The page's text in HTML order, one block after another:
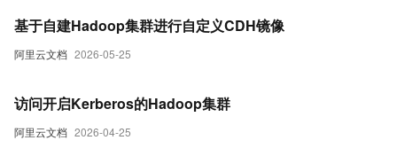
阿里云文档 2026-05-25
基于自建Hadoop集群进行自定义CDH镜像
阿里云文档 2026-04-25
访问开启Kerberos的Hadoop集群